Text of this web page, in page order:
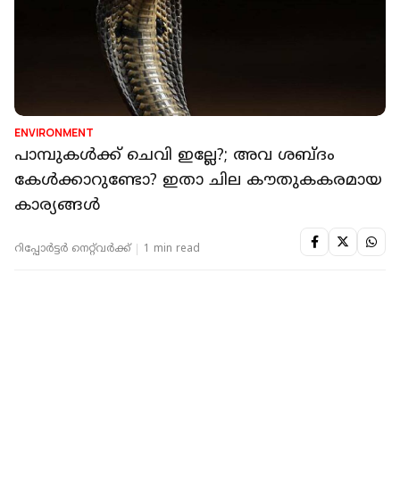
ENVIRONMENT
പാമ്പുകള്‍ക്ക് ചെവി ഇല്ലേ?; അവ ശബ്ദം
കേള്‍ക്കാറുണ്ടോ? ഇതാ ചില കൗതുകകരമായ
കാര്യങ്ങള്‍
റിപ്പോർട്ടർ നെറ്റ്‌വര്‍ക്ക്‌ 1 min read